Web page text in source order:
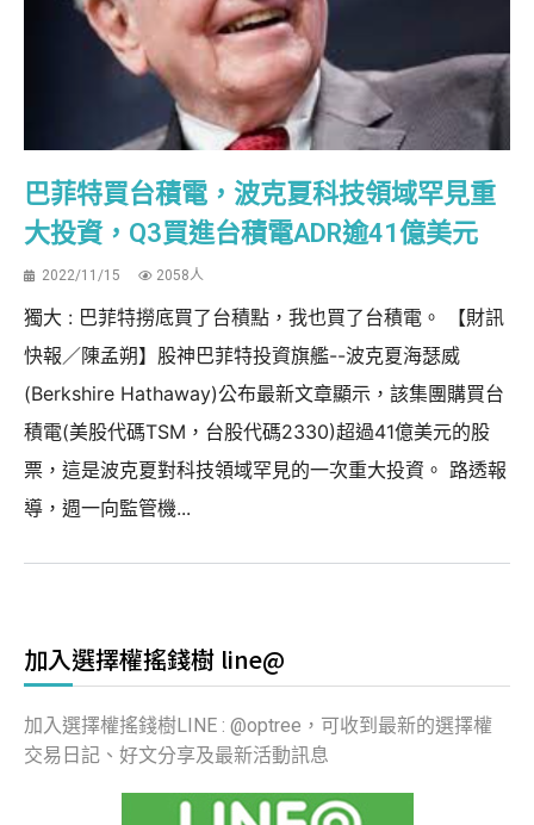
巴菲特買台積電，波克夏科技領域罕見重
大投資，Q3買進台積電ADR逾41億美元
2022/11/15 2058人
獨大 : 巴菲特撈底買了台積點，我也買了台積電。 【財訊
快報／陳孟朔】股神巴菲特投資旗艦--波克夏海瑟威
(Berkshire Hathaway)公布最新文章顯示，該集團購買台
積電(美股代碼TSM，台股代碼2330)超過41億美元的股
票，這是波克夏對科技領域罕見的一次重大投資。 路透報
導，週一向監管機...
加入選擇權搖錢樹 line@
加入選擇權搖錢樹LINE : @optree，可收到最新的選擇權
交易日記、好文分享及最新活動訊息